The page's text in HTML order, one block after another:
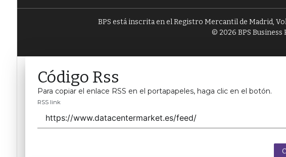
BPS está inscrita en el Registro Mercantil de Madrid,
© 2026 BPS Business
Código Rss
Para copiar el enlace RSS en el portapapeles, haga clic en el botón.
RSS link